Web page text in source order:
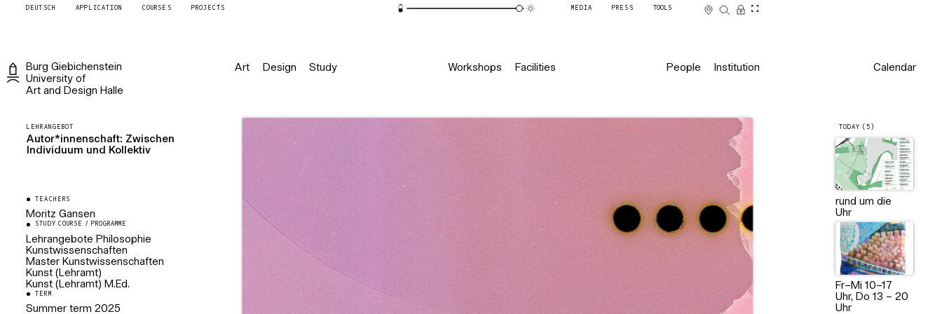
DEUTSCH APPLICATION COURSES PROJECTS MEDIA PRESS TOOLS
Burg Giebichenstein
University of
Art and Design Halle
Art Design Study Workshops Facilities People Institution Calendar
TODAY (5)
rund um die
Uhr
Fr–Mi 10–17
Uhr, Do 13 – 20
Uhr
LEHRANGEBOT
Autor*innenschaft: Zwischen
Individuum und Kollektiv
TEACHERS
Moritz Gansen
STUDY COURSE / PROGRAMME
Lehrangebote Philosophie
Kunstwissenschaften
Master Kunstwissenschaften
Kunst (Lehramt)
Kunst (Lehramt) M.Ed.
TERM
Summer term 2025